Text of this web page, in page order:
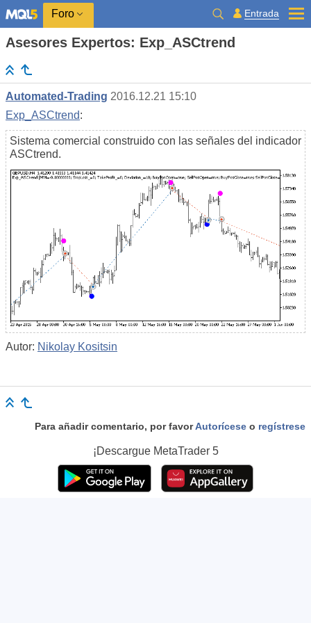
Foro Entrada
Asesores Expertos: Exp_ASCtrend
Automated-Trading 2016.12.21 15:10
Exp_ASCtrend:
Sistema comercial construido con las señales del indicador
ASCtrend.
Autor: Nikolay Kositsin
Para añadir comentario, por favorAutorícese o regístrese
¡Descargue MetaTrader 5